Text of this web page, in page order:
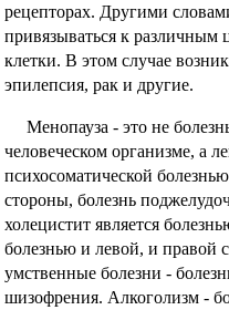
рецепторах. Другими
привязываться к различным
клетки. В этом случае
эпилепсия, рак и другие.
Менопауза - это не
человеческом организме, а
психосоматической
стороны, болезнь
холецистит является
болезнью и левой, и правой
умственные болезни -
шизофрения. Алкоголизм -